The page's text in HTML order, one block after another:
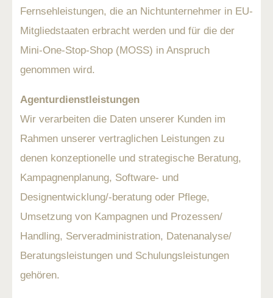
Fernsehleistungen, die an Nichtunternehmer in EU-
Mitgliedstaaten erbracht werden und für die der
Mini-One-Stop-Shop (MOSS) in Anspruch
genommen wird.
Agenturdienstleistungen
Wir verarbeiten die Daten unserer Kunden im
Rahmen unserer vertraglichen Leistungen zu
denen konzeptionelle und strategische Beratung,
Kampagnenplanung, Software- und
Designentwicklung/-beratung oder Pflege,
Umsetzung von Kampagnen und Prozessen/
Handling, Serveradministration, Datenanalyse/
Beratungsleistungen und Schulungsleistungen
gehören.